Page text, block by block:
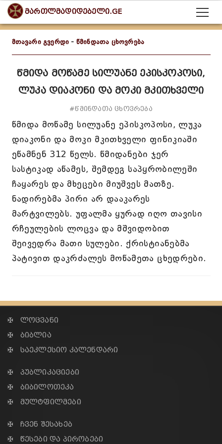
მართლმადიდებელი.GE
მთავარი გვერდი - წმინდათა ცხოვრება
წმიდა მოწამე სილუანე ეპისკოპოსი,
ლუკა დიაკონი და მოკი მკითხველი
#წმინდათა ცხოვრება
წმიდა მოწამე სილუანე ეპისკოპოსი, ლუკა
დიაკონი და მოკი მკითხველი ფინიკიაში
ეწამნენ 312 წელს. წმიდანები ჯერ
სასტიკად აწამეს, შემდეგ საპყრობილეში
ჩაყარეს და მხეცები მიუშვეს მათზე.
ნადირებმა პირი არ დააკარეს
მარტვილებს. უფალმა ყურად იღო თავისი
რჩეულების ლოცვა და მშვიდობით
შეივედრა მათი სულები. ქრისტიანებმა
პატივით დაკრძალეს მოწამეთა ცხედრები.
✠ ლოცვანი
✠ ბიბლია
✠ საეკლესიო კალენდარი
✠ პუბლიკაციები
✠ ბიბილოთეკა
✠ მულტფილმები
✠ ჩვენ შესახებ
✠ წესები და პირობები